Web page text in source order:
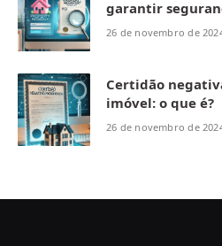
garantir
26 de novembro de
Certidão
imóvel: o que é?
26 de novembro de